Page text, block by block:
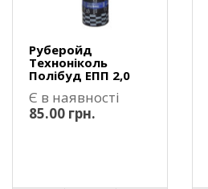
Руберойд
Техноніколь
Полібуд ЕПП 2,0
Є в наявності
85.00 грн.